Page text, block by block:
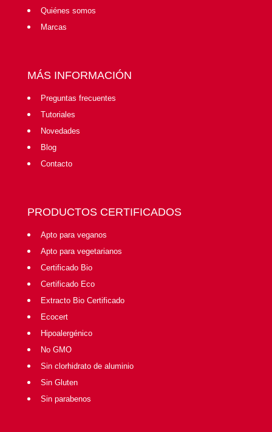
Quiénes somos
Marcas
MÁS INFORMACIÓN
Preguntas frecuentes
Tutoriales
Novedades
Blog
Contacto
PRODUCTOS CERTIFICADOS
Apto para veganos
Apto para vegetarianos
Certificado Bio
Certificado Eco
Extracto Bio Certificado
Ecocert
Hipoalergénico
No GMO
Sin clorhidrato de aluminio
Sin Gluten
Sin parabenos